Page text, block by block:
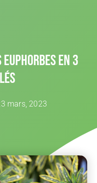
Euphorbes En 3
mars, 2023